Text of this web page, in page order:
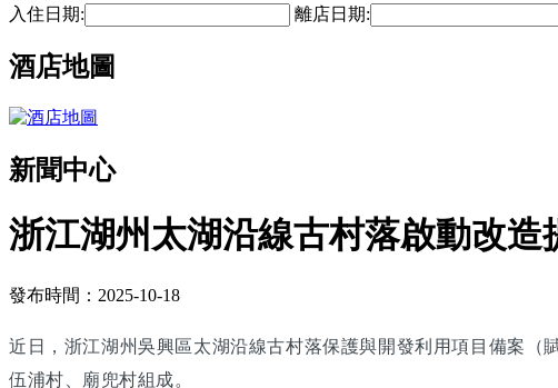
入住日期:
離店日期:
酒店地圖
新聞中心
浙江湖州太湖沿線古村落啟動改造
發布時間：2025-10-18
近日，浙江湖州吳興區太湖沿線古村落保護與開發利用項目備案（
伍浦村、廟兜村組成。